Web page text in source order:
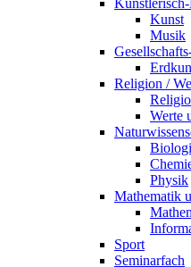
Kunst
Musik
Religion /
Werte
Physik
Mathematik
Sport
Seminarfach